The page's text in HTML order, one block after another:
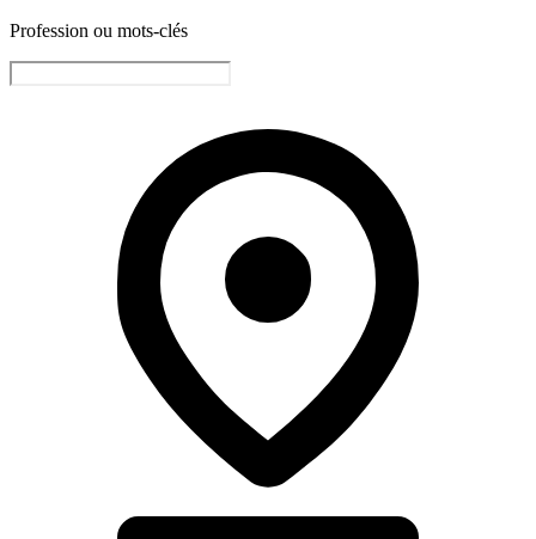
Profession ou mots-clés